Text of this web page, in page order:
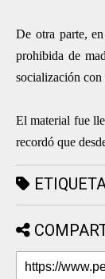
De otra parte,
prohibida de
socialización con
El material fue
recordó que